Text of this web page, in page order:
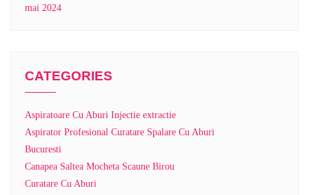
mai 2024
CATEGORIES
Aspiratoare Cu Aburi Injectie extractie
Aspirator Profesional Curatare Spalare Cu Aburi
Bucuresti
Canapea Saltea Mocheta Scaune Birou
Curatare Cu Aburi